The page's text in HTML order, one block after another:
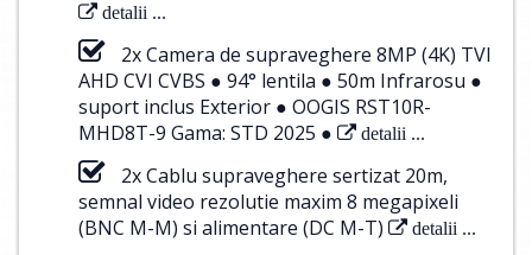
detalii ...
2x Camera de supraveghere 8MP (4K) TVI
AHD CVI CVBS ● 94° lentila ● 50m Infrarosu ●
suport inclus Exterior ● OOGIS RST10R-
MHD8T-9 Gama: STD 2025 ●
detalii ...
2x Cablu supraveghere sertizat 20m,
semnal video rezolutie maxim 8 megapixeli
(BNC M-M) si alimentare (DC M-T)
detalii ...